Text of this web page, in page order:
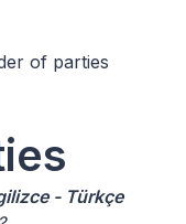
of parties
- Türkçe